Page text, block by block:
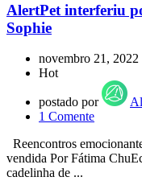
AlertPet interferiu
Sophie
novembro 21, 2022
Hot
postado por
1 Comente
Reencontros
vendida Por Fátima
cadelinha de ...